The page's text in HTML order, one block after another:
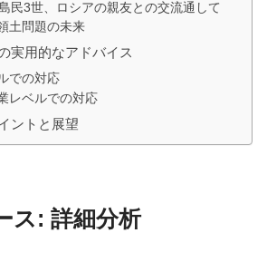
民3世、ロシアの親友との交流通して
土問題の未来
実用的なアドバイス
での対応
レベルでの対応
ントと展望
ス: 詳細分析